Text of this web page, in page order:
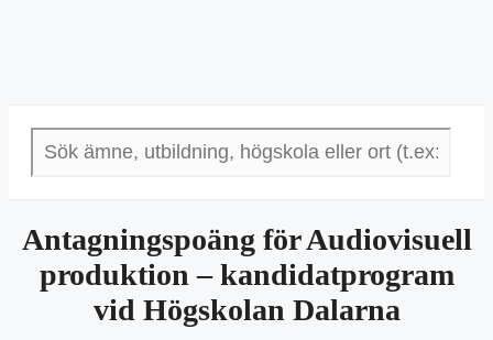
Antagningspoäng för Audiovisuell
produktion – kandidatprogram
vid Högskolan Dalarna